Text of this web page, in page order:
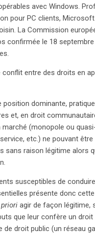
avec Windows.
pour PC clients,
La Commission
confirmée le 18
entre des droits en
dominante,
et, en droit
(monopole ou
etc.) ne pouvant
sans raison légitime alors
susceptibles de
présente donc
agir de façon légitime,
que leur confère un
droit public (un réseau